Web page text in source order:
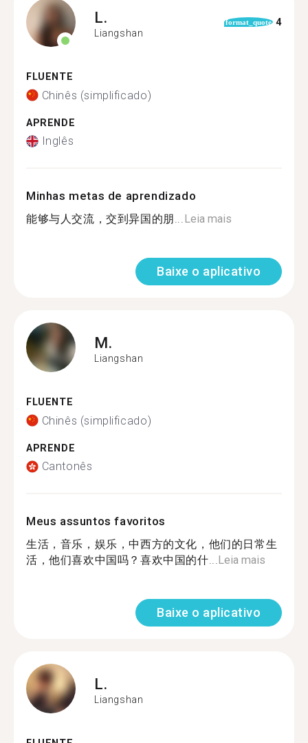
L.
Liangshan
format_quote 4
FLUENTE
Chinês (simplificado)
APRENDE
Inglês
Minhas metas de aprendizado
能够与人交流，交到异国的朋...Leia mais
Baixe o aplicativo
M.
Liangshan
FLUENTE
Chinês (simplificado)
APRENDE
Cantonês
Meus assuntos favoritos
生活，音乐，娱乐，中西方的文化，他们的日常生
活，他们喜欢中国吗？喜欢中国的什...Leia mais
Baixe o aplicativo
L.
Liangshan